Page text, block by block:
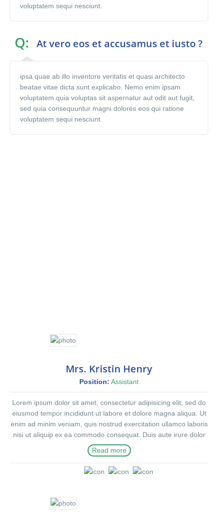
voluptatem sequi nesciunt.
Q: At vero eos et accusamus et iusto ?
ipsa quae ab illo inventore veritatis et quasi architecto
beatae vitae dicta sunt explicabo. Nemo enim ipsam
voluptatem quia voluptas sit aspernatur aut odit aut fugit,
sed quia consequuntur magni dolores eos qui ratione
voluptatem sequi nesciunt.
Mrs. Kristin Henry
Position: Assistant
Lorem ipsum dolor sit amet, consectetur adipisicing elit, sed do
eiusmod tempor incididunt ut labore et dolore magna aliqua. Ut
enim ad minim veniam, quis nostrud exercitation ullamco laboris
nisi ut aliquip ex ea commodo consequat. Duis aute irure dolor
in reprehenderit in voluptte velit. Lorem ipsum dolor sit amet,
consectetur adipisicing elit, sed do eiusmod tempor incididunt ut
labore et dolore magna aliqua. Ut enim ad minim veniam, quis
voluptate velit.Lorem ipsum dolor amet laboris consectetur
adipisicing elit, sed do eiusmod tempor incididunt ut labore et
Read more